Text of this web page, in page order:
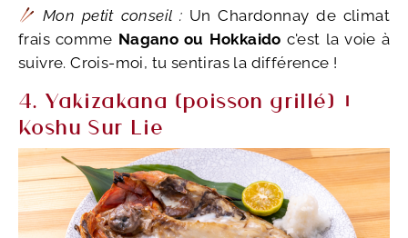
Mon petit conseil : Un Chardonnay de climat
frais comme Nagano ou Hokkaido c'est la voie à
suivre. Crois-moi, tu sentiras la différence !
4. Yakizakana (poisson grillé) +
Koshu Sur Lie